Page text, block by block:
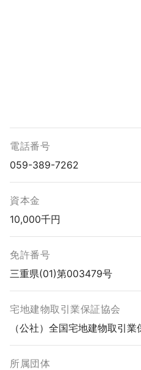
電話番号
059-389-7262
資本金
10,000千円
免許番号
三重県(01)第003479号
宅地建物取引業保証協会
（公社）全国宅地建物取引業
所属団体